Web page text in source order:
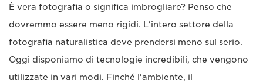
È vera fotografia o significa imbrogliare? Penso che
dovremmo essere meno rigidi. L'intero settore della
fotografia naturalistica deve prendersi meno sul serio.
Oggi disponiamo di tecnologie incredibili, che vengono
utilizzate in vari modi. Finché l'ambiente, il